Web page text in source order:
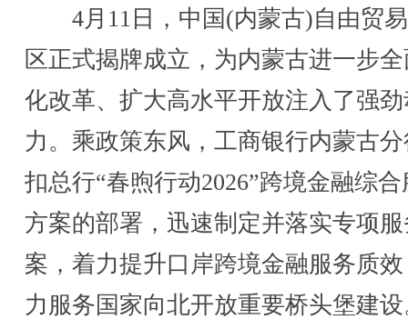
4月11日，中国(内蒙古)自由贸
区正式揭牌成立，为内蒙古进一步
化改革、扩大高水平开放注入了强
力。乘政策东风，工商银行内蒙古
扣总行“春煦行动2026”跨境金融综
方案的部署，迅速制定并落实专项
案，着力提升口岸跨境金融服务质
力服务国家向北开放重要桥头堡建